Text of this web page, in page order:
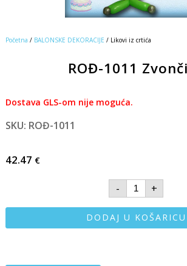
Početna / BALONSKE DEKORACIJE / Likovi iz crtića
ROĐ-1011
Dostava GLS-om nije moguća.
SKU: ROĐ-1011
42.47 €
- +
DODAJ U KOŠARICU